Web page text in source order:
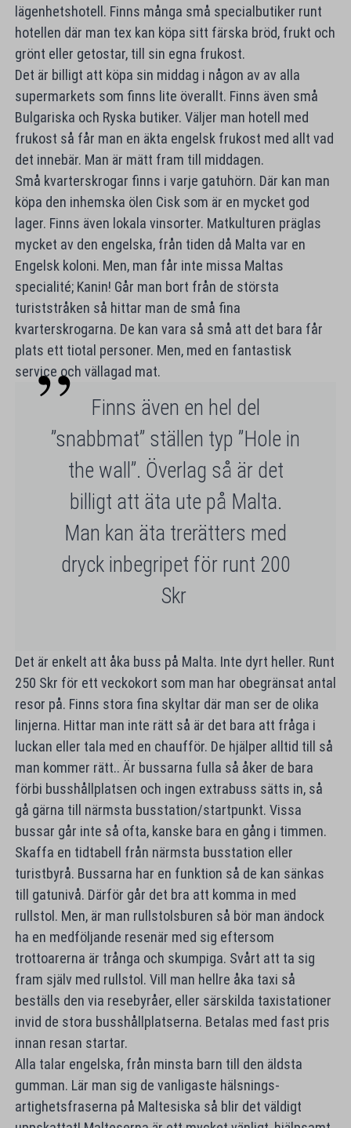
lägenhetshotell. Finns många små specialbutiker runt
hotellen där man tex kan köpa sitt färska bröd, frukt och
grönt eller getostar, till sin egna frukost.
Det är billigt att köpa sin middag i någon av av alla
supermarkets som finns lite överallt. Finns även små
Bulgariska och Ryska butiker. Väljer man hotell med
frukost så får man en äkta engelsk frukost med allt vad
det innebär. Man är mätt fram till middagen.
Små kvarterskrogar finns i varje gatuhörn. Där kan man
köpa den inhemska ölen Cisk som är en mycket god
lager. Finns även lokala vinsorter. Matkulturen präglas
mycket av den engelska, från tiden då Malta var en
Engelsk koloni. Men, man får inte missa Maltas
specialité; Kanin! Går man bort från de största
turiststråken så hittar man de små fina
kvarterskrogarna. De kan vara så små att det bara får
plats ett tiotal personer. Men, med en fantastisk
service och vällagad mat.
Finns även en hel del
”snabbmat” ställen typ ”Hole in
the wall”. Överlag så är det
billigt att äta ute på Malta.
Man kan äta trerätters med
dryck inbegripet för runt 200
Skr
Det är enkelt att åka buss på Malta. Inte dyrt heller. Runt
250 Skr för ett veckokort som man har obegränsat antal
resor på. Finns stora fina skyltar där man ser de olika
linjerna. Hittar man inte rätt så är det bara att fråga i
luckan eller tala med en chaufför. De hjälper alltid till så
man kommer rätt.. Är bussarna fulla så åker de bara
förbi busshållplatsen och ingen extrabuss sätts in, så
gå gärna till närmsta busstation/startpunkt. Vissa
bussar går inte så ofta, kanske bara en gång i timmen.
Skaffa en tidtabell från närmsta busstation eller
turistbyrå. Bussarna har en funktion så de kan sänkas
till gatunivå. Därför går det bra att komma in med
rullstol. Men, är man rullstolsburen så bör man ändock
ha en medföljande resenär med sig eftersom
trottoarerna är trånga och skumpiga. Svårt att ta sig
fram själv med rullstol. Vill man hellre åka taxi så
beställs den via resebyråer, eller särskilda taxistationer
invid de stora busshållplatserna. Betalas med fast pris
innan resan startar.
Alla talar engelska, från minsta barn till den äldsta
gumman. Lär man sig de vanligaste hälsnings-
artighetsfraserna på Maltesiska så blir det väldigt